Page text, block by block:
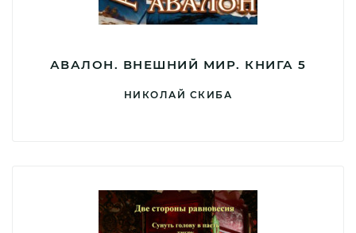
АВАЛОН. ВНЕШНИЙ МИР. КНИГА 5
НИКОЛАЙ СКИБА